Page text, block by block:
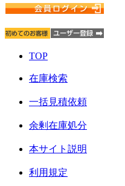
TOP
在庫検索
一括見積依頼
余剰在庫処分
本サイト説明
利用規定